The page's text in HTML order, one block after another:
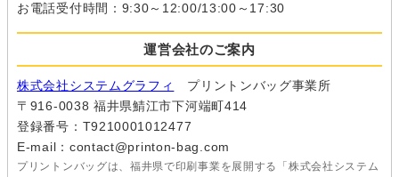
お電話受付時間：9:30～12:00/13:00～17:30
運営会社のご案内
株式会社システムグラフィ
プリントンバッグ事業所
〒916-0038 福井県鯖江市下河端町414
登録番号：T9210001012477
E-mail：contact@printon-bag.com
プリントンバッグは、福井県で印刷事業を展開する「株式会社システム